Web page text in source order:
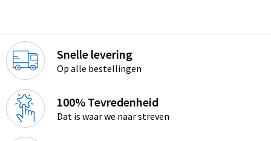
Snelle levering
Op alle bestellingen
100% Tevredenheid
Dat is waar we naar streven